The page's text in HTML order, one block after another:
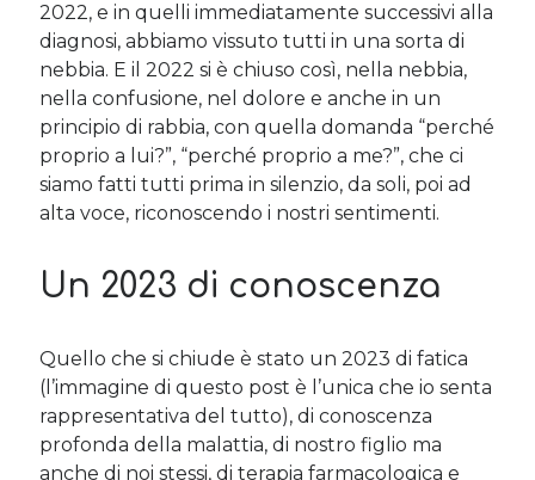
Archivi
Archivi
Cerca nel blog
Cerca
Archivi
Archivi
2022, e in quelli immediatamente successivi alla
diagnosi, abbiamo vissuto tutti in una sorta di
nebbia. E il 2022 si è chiuso così, nella nebbia,
nella confusione, nel dolore e anche in un
principio di rabbia, con quella domanda “perché
proprio a lui?”, “perché proprio a me?”, che ci
siamo fatti tutti prima in silenzio, da soli, poi ad
alta voce, riconoscendo i nostri sentimenti.
Un 2023 di conoscenza
Quello che si chiude è stato un 2023 di fatica
(l’immagine di questo post è l’unica che io senta
rappresentativa del tutto), di conoscenza
profonda della malattia, di nostro figlio ma
anche di noi stessi, di terapia farmacologica e